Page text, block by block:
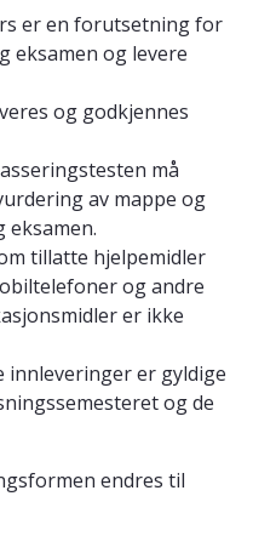
er en forutsetning for
eksamen og levere
og godkjennes
må
av mappe og
tillatte hjelpemidler
og andre
er ikke
innleveringer er gyldige
og de
endres til